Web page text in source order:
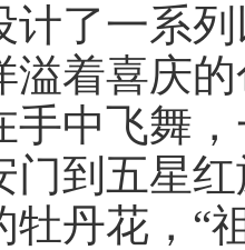
计了一系
溢着喜庆
手中飞舞 ，
门到五星
牡丹花，“